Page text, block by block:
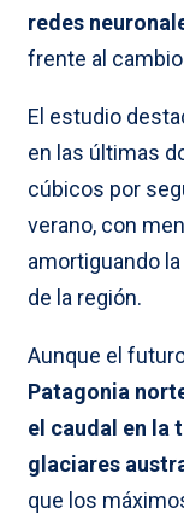
redes
frente al
El estudio
en las últimas
cúbicos por
verano, con
amortiguando
de la región.
Aunque el
Patagonia
el caudal en la
glaciares
que los